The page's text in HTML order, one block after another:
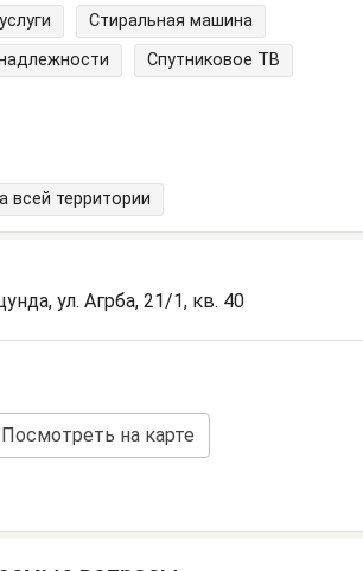
Стиральная машина
Спутниковое ТВ
всей территории
ул. Агрба, 21/1, кв. 40
Посмотреть на карте